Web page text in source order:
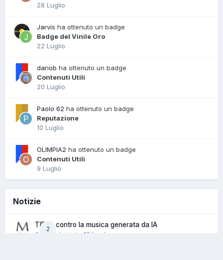
28 Luglio
Jarvis ha ottenuto un badge
Badge del Vinile Oro
22 Luglio
dariob ha ottenuto un badge
Contenuti Utili
20 Luglio
Paolo 62 ha ottenuto un badge
Reputazione
10 Luglio
OLIMPIA2 ha ottenuto un badge
Contenuti Utili
9 Luglio
Notizie
2
TIDAL contro la musica generata da IA
Admin · Iniziato 13 Luglio